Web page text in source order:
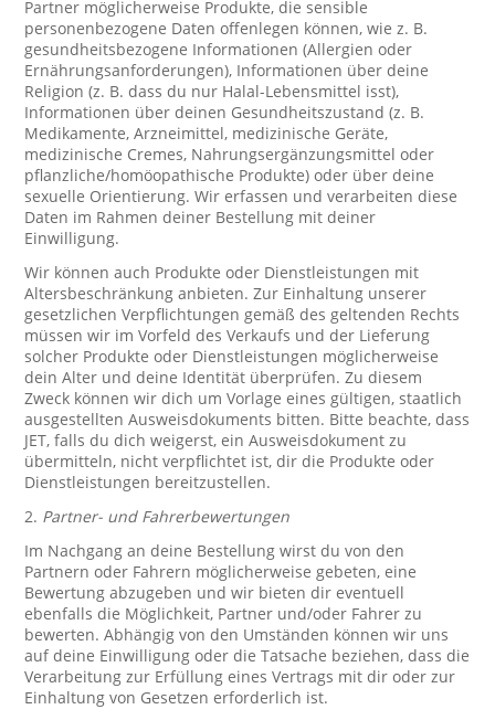
Partner möglicherweise Produkte, die sensible
personenbezogene Daten offenlegen können, wie z. B.
gesundheitsbezogene Informationen (Allergien oder
Ernährungsanforderungen), Informationen über deine
Religion (z. B. dass du nur Halal-Lebensmittel isst),
Informationen über deinen Gesundheitszustand (z. B.
Medikamente, Arzneimittel, medizinische Geräte,
medizinische Cremes, Nahrungsergänzungsmittel oder
pflanzliche/homöopathische Produkte) oder über deine
sexuelle Orientierung. Wir erfassen und verarbeiten diese
Daten im Rahmen deiner Bestellung mit deiner
Einwilligung.
Wir können auch Produkte oder Dienstleistungen mit
Altersbeschränkung anbieten. Zur Einhaltung unserer
gesetzlichen Verpflichtungen gemäß des geltenden Rechts
müssen wir im Vorfeld des Verkaufs und der Lieferung
solcher Produkte oder Dienstleistungen möglicherweise
dein Alter und deine Identität überprüfen. Zu diesem
Zweck können wir dich um Vorlage eines gültigen, staatlich
ausgestellten Ausweisdokuments bitten. Bitte beachte, dass
JET, falls du dich weigerst, ein Ausweisdokument zu
übermitteln, nicht verpflichtet ist, dir die Produkte oder
Dienstleistungen bereitzustellen.
2. Partner- und Fahrerbewertungen
Im Nachgang an deine Bestellung wirst du von den
Partnern oder Fahrern möglicherweise gebeten, eine
Bewertung abzugeben und wir bieten dir eventuell
ebenfalls die Möglichkeit, Partner und/oder Fahrer zu
bewerten. Abhängig von den Umständen können wir uns
auf deine Einwilligung oder die Tatsache beziehen, dass die
Verarbeitung zur Erfüllung eines Vertrags mit dir oder zur
Einhaltung von Gesetzen erforderlich ist.